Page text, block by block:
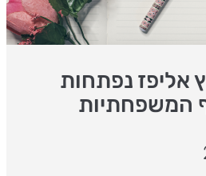
אליפז נפתחות
המשפחתיות